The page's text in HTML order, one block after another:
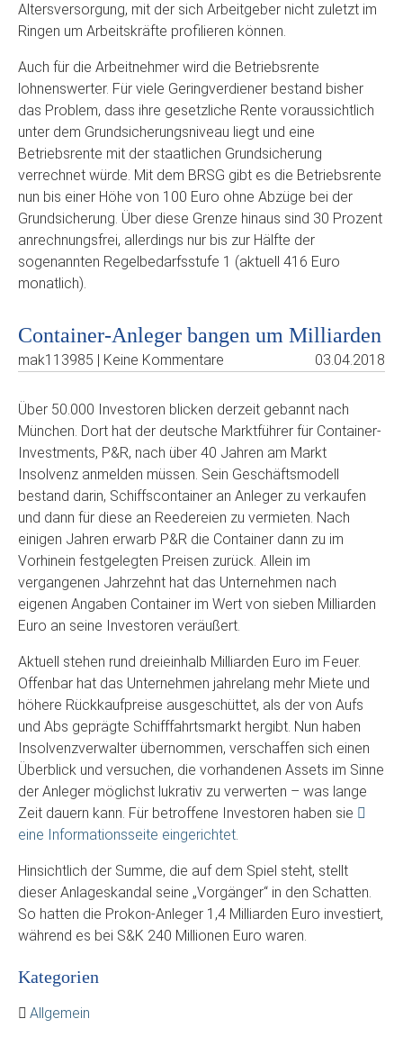
Altersversorgung, mit der sich Arbeitgeber nicht zuletzt im
Ringen um Arbeitskräfte profilieren können.
Auch für die Arbeitnehmer wird die Betriebsrente
lohnenswerter. Für viele Geringverdiener bestand bisher
das Problem, dass ihre gesetzliche Rente voraussichtlich
unter dem Grundsicherungsniveau liegt und eine
Betriebsrente mit der staatlichen Grundsicherung
verrechnet würde. Mit dem BRSG gibt es die Betriebsrente
nun bis einer Höhe von 100 Euro ohne Abzüge bei der
Grundsicherung. Über diese Grenze hinaus sind 30 Prozent
anrechnungsfrei, allerdings nur bis zur Hälfte der
sogenannten Regelbedarfsstufe 1 (aktuell 416 Euro
monatlich).
Container-Anleger bangen um Milliarden
mak113985 | Keine Kommentare 03.04.2018
Über 50.000 Investoren blicken derzeit gebannt nach
München. Dort hat der deutsche Marktführer für Container-
Investments, P&R, nach über 40 Jahren am Markt
Insolvenz anmelden müssen. Sein Geschäftsmodell
bestand darin, Schiffscontainer an Anleger zu verkaufen
und dann für diese an Reedereien zu vermieten. Nach
einigen Jahren erwarb P&R die Container dann zu im
Vorhinein festgelegten Preisen zurück. Allein im
vergangenen Jahrzehnt hat das Unternehmen nach
eigenen Angaben Container im Wert von sieben Milliarden
Euro an seine Investoren veräußert.
Aktuell stehen rund dreieinhalb Milliarden Euro im Feuer.
Offenbar hat das Unternehmen jahrelang mehr Miete und
höhere Rückkaufpreise ausgeschüttet, als der von Aufs
und Abs geprägte Schifffahrtsmarkt hergibt. Nun haben
Insolvenzverwalter übernommen, verschaffen sich einen
Überblick und versuchen, die vorhandenen Assets im Sinne
der Anleger möglichst lukrativ zu verwerten – was lange
Zeit dauern kann. Für betroffene Investoren haben sie
eine Informationsseite eingerichtet.
Hinsichtlich der Summe, die auf dem Spiel steht, stellt
dieser Anlageskandal seine „Vorgänger“ in den Schatten.
So hatten die Prokon-Anleger 1,4 Milliarden Euro investiert,
während es bei S&K 240 Millionen Euro waren.
Kategorien
Allgemein